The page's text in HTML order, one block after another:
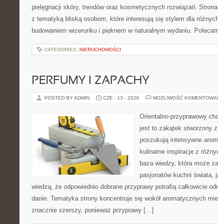
pielęgnacji skóry, trendów oraz kosmetycznych rozwiązań.
z tematyką bliską osobom, które interesują się stylem dla
budowaniem wizerunku i pięknem w naturalnym wydaniu.
CATEGORIES: NIERUCHOMOŚCI
PERFUMY I ZAPACHY
POSTED BY ADMIN CZE - 13 - 2026 MOŻLIWOŚĆ
Orientalno-przyprawowy
jest to zakątek stworzony
poszukują intensywne
kulinarne inspiracje z
baza wiedzy, która może
pasjonatów kuchni świata,
wiedzą, że odpowiednio dobrane przyprawy potrafią całkowicie
danie. Tematyka strony koncentruje się wokół aromatycznych
znacznie szerszy, ponieważ przyprawy […]